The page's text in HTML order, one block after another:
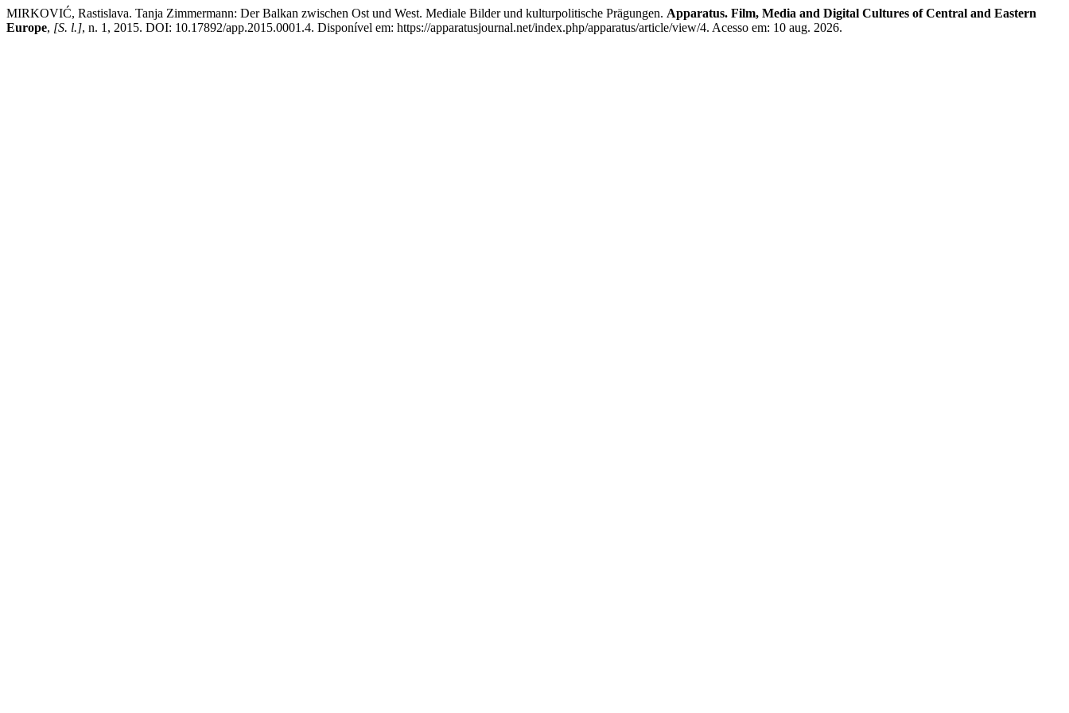
MIRKOVIĆ, Rastislava. Tanja Zimmermann: Der Balkan zwischen Ost und West. Mediale Bilder und kulturpolitische Prägungen. Apparatus. Film, Media and Digital Cultures of Central and Eastern
Europe, [S. l.], n. 1, 2015. DOI: 10.17892/app.2015.0001.4. Disponível em: https://apparatusjournal.net/index.php/apparatus/article/view/4. Acesso em: 10 aug. 2026.